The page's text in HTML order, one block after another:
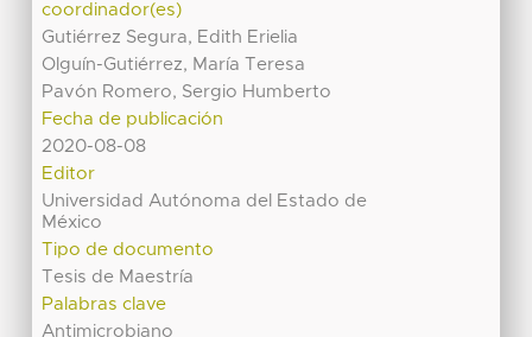
coordinador(es)
Gutiérrez Segura, Edith Erielia
Olguín-Gutiérrez, María Teresa
Pavón Romero, Sergio Humberto
Fecha de publicación
2020-08-08
Editor
Universidad Autónoma del Estado de
México
Tipo de documento
Tesis de Maestría
Palabras clave
Antimicrobiano